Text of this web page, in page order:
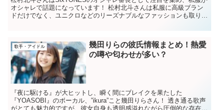
オシャレで話題になっています！ 松村北斗さんは私服に高級ブラン
ドだけでなく、ユニクロなどのリーズナブルなファッションも取り入
歌手・アイドル
幾田りらの彼氏情報まとめ！熱愛
の噂や匂わせが多い？
『夜に駆ける』が大ヒットし、瞬く間にブレイクを果たした
『YOASOBI』のボーカル、”ikura”こと幾田りらさん！ 透き通る歌声
がとても魅力的ですが、彼女自身も透明感溢れながら圧倒的な存在感